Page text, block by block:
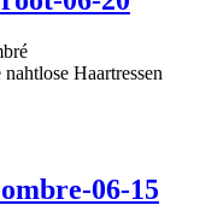
Haartressen
06-15